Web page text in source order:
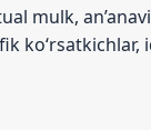
mulk,
ko‘rsatkichlar,